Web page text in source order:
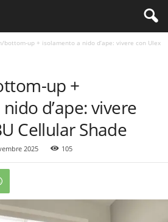
bottom-up + isolamento a nido d’ape: vivere con Ulex
up +
d’ape: vivere
Cellular Shade
2025 105